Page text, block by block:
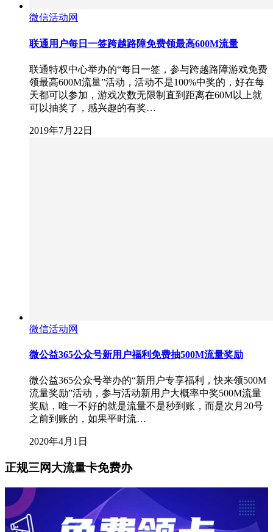
微信活动网
联通用户每日一签跨越路障免费领最高600M流量
联通特权中心举办的“每日一签，参与跨越路障游戏免费
领最高600M流量”活动，活动不是100%中奖的，好在每
天都可以参加，游戏次数无限制直到距离在60M以上就
可以抽奖了，感兴趣的有奖…
2019年7月22日
微信活动网
微公益365公众号新用户福利免费抽500M流量奖励
微公益365公众号举办的“新用户专享福利，快来领500M
流量奖励”活动，参与活动新用户大概率中奖500M流量
奖励，唯一不好的就是流量不是秒到账，而是次月20号
之前到账的，如果平时流…
2020年4月1日
正规三网大流量卡免费办